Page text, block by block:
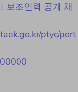
보조인력 공개 채
ptyc/port